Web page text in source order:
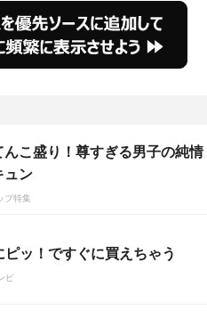
んこ盛り！尊すぎる男子の純情
ュン
プ特集
ピッ！ですぐに買えちゃう
ピ